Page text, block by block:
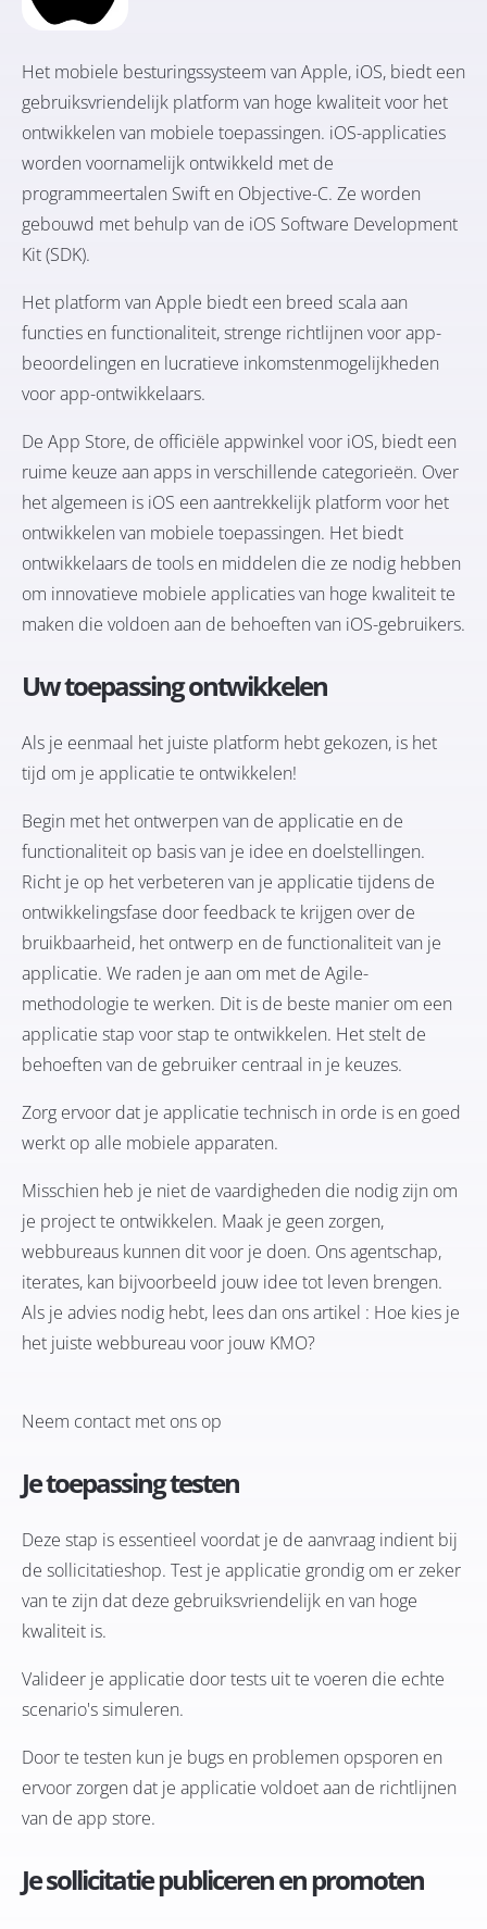
Het mobiele besturingssysteem van Apple, iOS, biedt een
gebruiksvriendelijk platform van hoge kwaliteit voor het
ontwikkelen van mobiele toepassingen. iOS-applicaties
worden voornamelijk ontwikkeld met de
programmeertalen Swift en Objective-C. Ze worden
gebouwd met behulp van de iOS Software Development
Kit (SDK).
Het platform van Apple biedt een breed scala aan
functies en functionaliteit, strenge richtlijnen voor app-
beoordelingen en lucratieve inkomstenmogelijkheden
voor app-ontwikkelaars.
De App Store, de officiële appwinkel voor iOS, biedt een
ruime keuze aan apps in verschillende categorieën. Over
het algemeen is iOS een aantrekkelijk platform voor het
ontwikkelen van mobiele toepassingen. Het biedt
ontwikkelaars de tools en middelen die ze nodig hebben
om innovatieve mobiele applicaties van hoge kwaliteit te
maken die voldoen aan de behoeften van iOS-gebruikers.
Uw toepassing ontwikkelen
Als je eenmaal het juiste platform hebt gekozen, is het
tijd om je applicatie te ontwikkelen!
Begin met het ontwerpen van de applicatie en de
functionaliteit op basis van je idee en doelstellingen.
Richt je op het verbeteren van je applicatie tijdens de
ontwikkelingsfase door feedback te krijgen over de
bruikbaarheid, het ontwerp en de functionaliteit van je
applicatie. We raden je aan om met de Agile-
methodologie te werken. Dit is de beste manier om een
applicatie stap voor stap te ontwikkelen. Het stelt de
behoeften van de gebruiker centraal in je keuzes.
Zorg ervoor dat je applicatie technisch in orde is en goed
werkt op alle mobiele apparaten.
Misschien heb je niet de vaardigheden die nodig zijn om
je project te ontwikkelen. Maak je geen zorgen,
webbureaus kunnen dit voor je doen. Ons agentschap,
iterates, kan bijvoorbeeld jouw idee tot leven brengen.
Als je advies nodig hebt, lees dan ons artikel : Hoe kies je
het juiste webbureau voor jouw KMO?
Neem contact met ons op
Je toepassing testen
Deze stap is essentieel voordat je de aanvraag indient bij
de sollicitatieshop. Test je applicatie grondig om er zeker
van te zijn dat deze gebruiksvriendelijk en van hoge
kwaliteit is.
Valideer je applicatie door tests uit te voeren die echte
scenario's simuleren.
Door te testen kun je bugs en problemen opsporen en
ervoor zorgen dat je applicatie voldoet aan de richtlijnen
van de app store.
Je sollicitatie publiceren en promoten